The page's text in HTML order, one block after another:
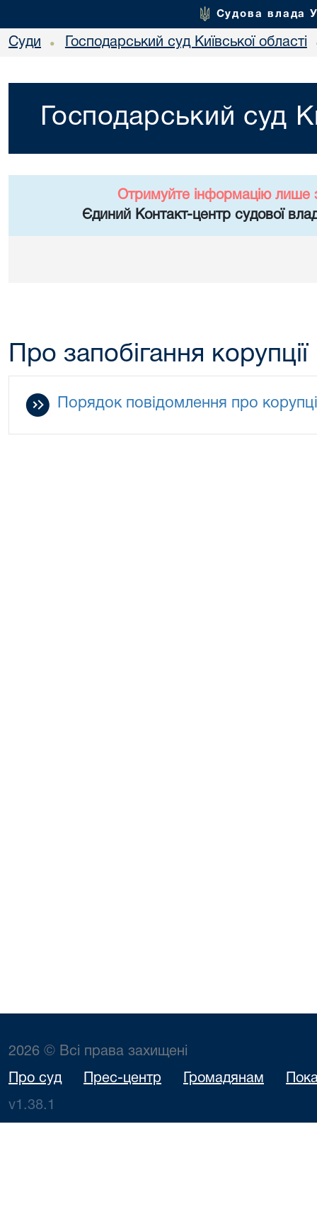
Судова влада
Суди • Господарський суд Київської області
Господарський суд
Отримуйте інформацію лише
Єдиний Контакт-центр судової
Про запобігання корупції
Порядок повідомлення про
2026 © Всі права захищені
Про суд Прес-центр Громадянам
v1.38.1